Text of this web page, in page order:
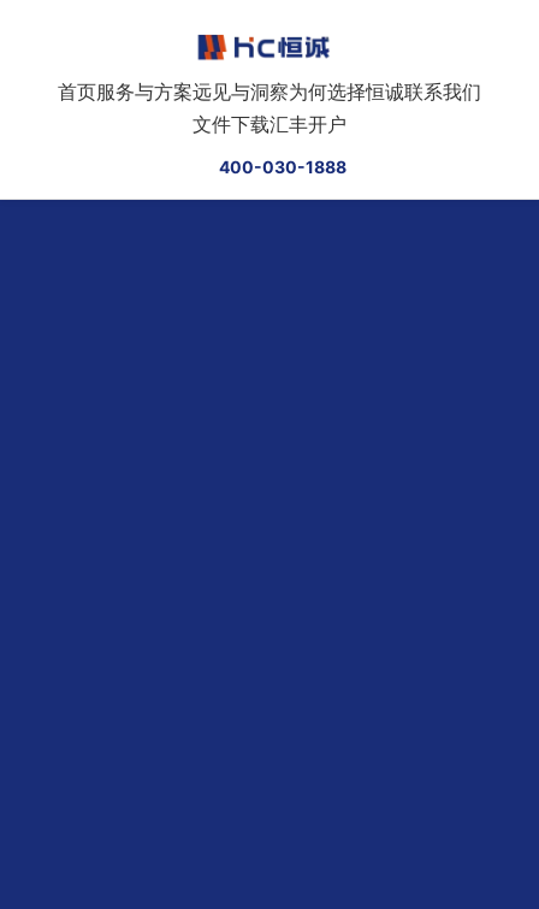
首页服务与方案远见与洞察为何选择恒诚联系我们
文件下载汇丰开户
400-030-1888